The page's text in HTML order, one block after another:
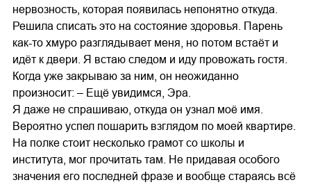
нервозность, которая появилась непонятно откуда.
Решила списать это на состояние здоровья. Парень
как-то хмуро разглядывает меня, но потом встаёт и
идёт к двери. Я встаю следом и иду провожать гостя.
Когда уже закрываю за ним, он неожиданно
произносит: – Ещё увидимся, Эра.
Я даже не спрашиваю, откуда он узнал моё имя.
Вероятно успел пошарить взглядом по моей квартире.
На полке стоит несколько грамот со школы и
института, мог прочитать там. Не придавая особого
значения его последней фразе и вообще стараясь всё